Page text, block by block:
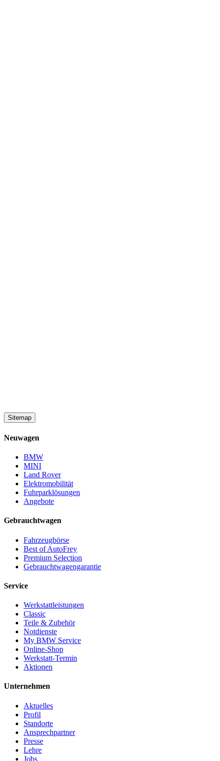
Sitemap
Neuwagen
BMW
MINI
Land Rover
Elektromobilität
Fuhrparklösungen
Angebote
Gebrauchtwagen
Fahrzeugbörse
Best of AutoFrey
Premium Selection
Gebrauchtwagengarantie
Service
Werkstattleistungen
Classic
Teile & Zubehör
Notdienste
My BMW Service
Online-Shop
Werkstatt-Termin
Aktionen
Unternehmen
Aktuelles
Profil
Standorte
Ansprechpartner
Presse
Lehre
Jobs